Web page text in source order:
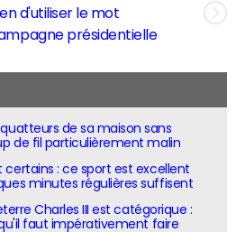
d'utiliser le mot
présidentielle
de sa maison sans
de fil particulièrement malin
certains : ce sport est excellent
minutes régulières suffisent
Charles III est catégorique :
faut impérativement faire